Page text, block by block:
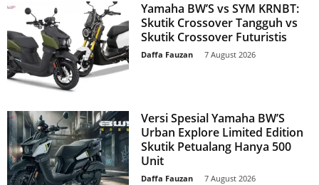
Yamaha BW’S vs SYM KRNBT:
Skutik Crossover Tangguh vs
Skutik Crossover Futuristis
Daffa Fauzan 7 August 2026
Versi Spesial Yamaha BW’S
Urban Explore Limited Edition
Skutik Petualang Hanya 500
Unit
Daffa Fauzan 7 August 2026